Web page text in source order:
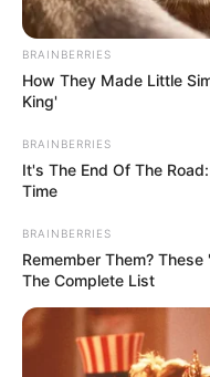
BRAINBERRIES
How They Made Little
King'
BRAINBERRIES
It's The End Of The
Time
BRAINBERRIES
Remember Them?
The Complete List